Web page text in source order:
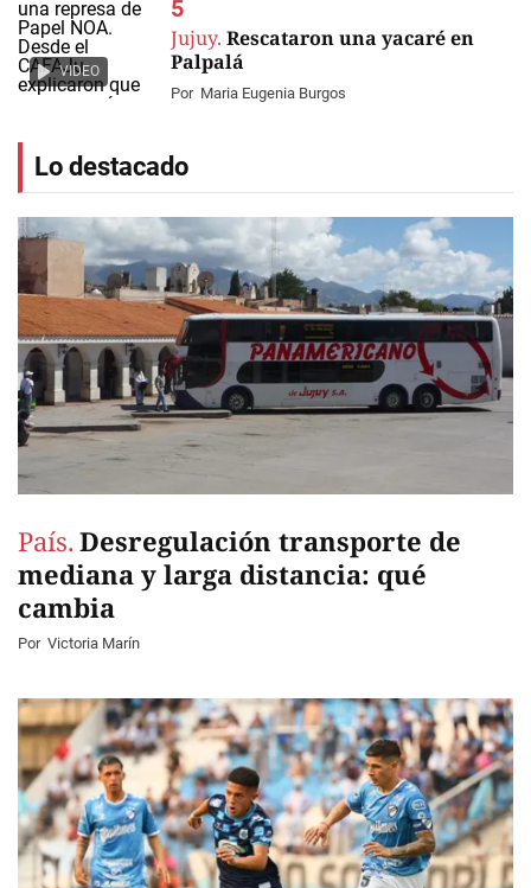
VIDEO
Jujuy. Rescataron una yacaré en
Palpalá
Por Maria Eugenia Burgos
Lo destacado
País. Desregulación transporte de
mediana y larga distancia: qué
cambia
Por Victoria Marín